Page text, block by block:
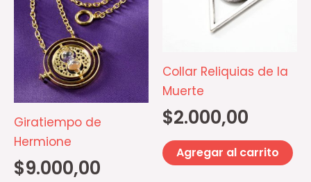
Giratiempo de
Hermione
$9.000,00
Collar Reliquias de la
Muerte
$2.000,00
Agregar al carrito